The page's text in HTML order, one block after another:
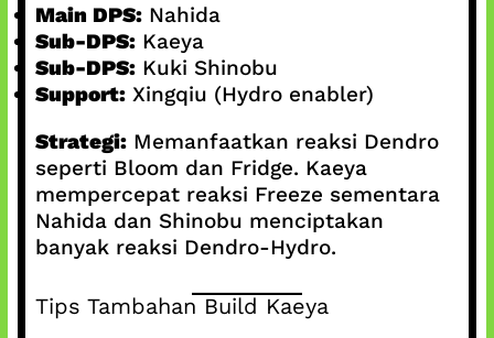
Main DPS:Nahida
Sub-DPS:Kaeya
Sub-DPS:Kuki Shinobu
Support:Xingqiu (Hydro enabler)
Strategi:Memanfaatkan reaksi Dendro
seperti Bloom dan Fridge. Kaeya
mempercepat reaksi Freeze sementara
Nahida dan Shinobu menciptakan
banyak reaksi Dendro-Hydro.
Tips Tambahan Build Kaeya